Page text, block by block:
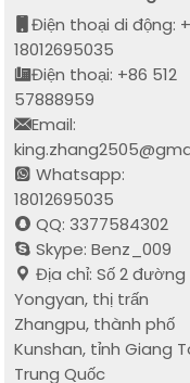
Điện thoại di động:
18012695035
Điện thoại: +86 512
57888959
Email:
Whatsapp:
18012695035
QQ: 3377584302
Skype: Benz_009
Địa chỉ: Số 2 đường
Yongyan, thị trấn
Zhangpu, thành phố
Kunshan, tỉnh Giang
Trung Quốc